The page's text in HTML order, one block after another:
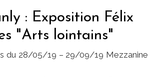
: Exposition Félix
"Arts lointains"
du 28/05/19 – 29/09/19 Mezzanine